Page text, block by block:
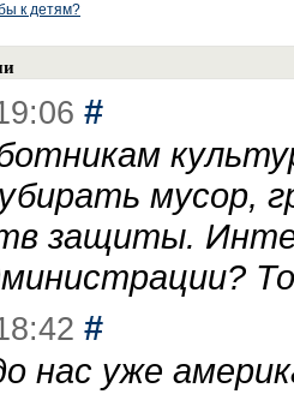
к детям?
#
мусор,
защиты.
#
нас уже